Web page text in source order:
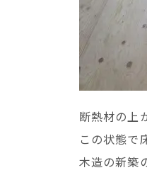
断熱材の上
この状態で
木造の新築